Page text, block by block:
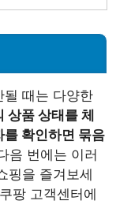
될 때는 다양한
상품 상태를 체
를 확인하면 묶음
음 번에는 이러
핑을 즐겨보세
팡 고객센터에